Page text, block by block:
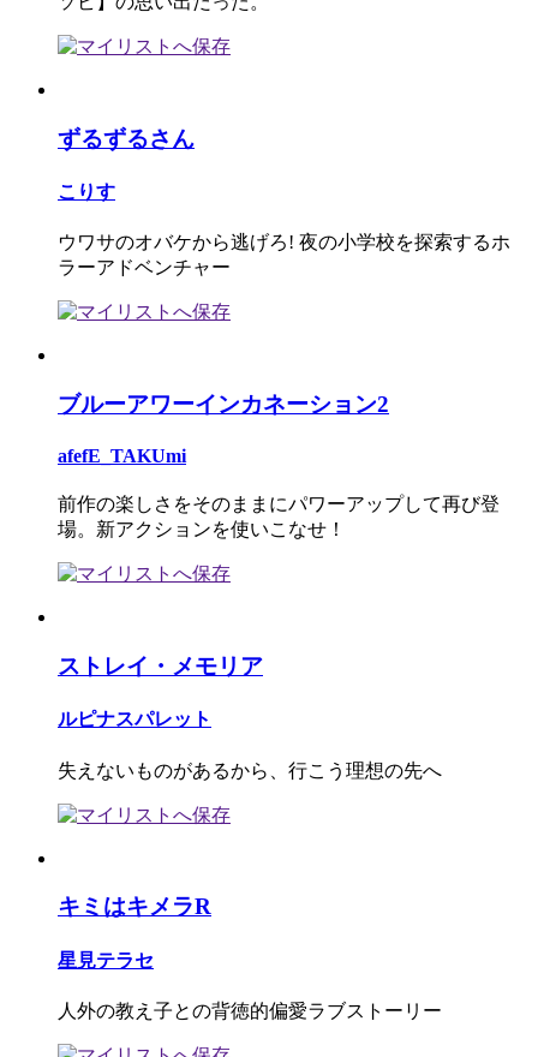
ずるずるさん
こりす
ウワサのオバケから逃げろ! 夜の小学校を探索するホ
ラーアドベンチャー
ブルーアワーインカネーション2
afefE_TAKUmi
前作の楽しさをそのままにパワーアップして再び登
場。新アクションを使いこなせ！
ストレイ・メモリア
ルピナスパレット
失えないものがあるから、行こう理想の先へ
キミはキメラR
星見テラセ
人外の教え子との背徳的偏愛ラブストーリー